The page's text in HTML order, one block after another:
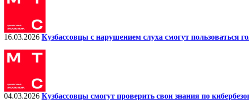
16.03.2026 Кузбассовцы с нарушением слуха смогут пользоваться
04.03.2026 Кузбассовцы смогут проверить свои знания по